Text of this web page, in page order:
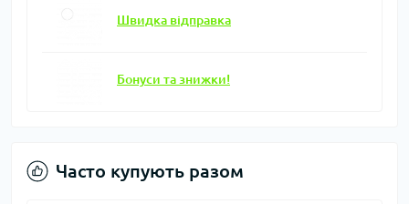
Швидка відправка
Бонуси та знижки!
Часто купують разом